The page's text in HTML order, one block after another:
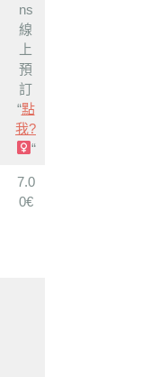
ns
線
上
預
訂
“點
我?‍
“
7.0
0€